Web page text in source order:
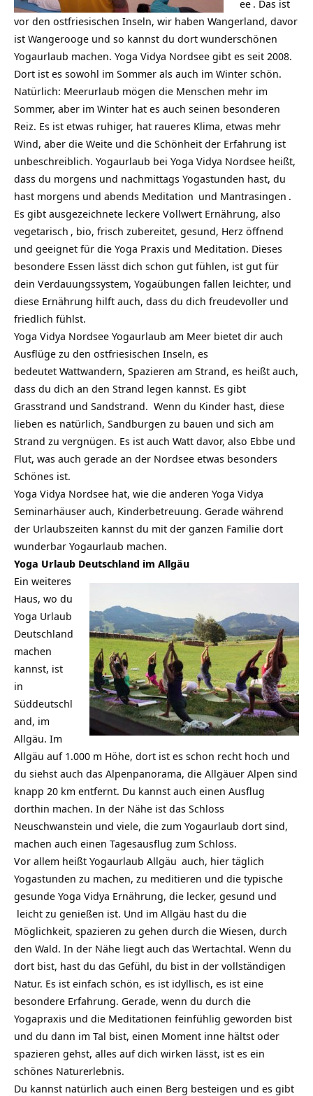
ee . Das ist
vor den ostfriesischen Inseln, wir haben Wangerland, davor
ist Wangerooge und so kannst du dort wunderschönen
Yogaurlaub machen. Yoga Vidya Nordsee gibt es seit 2008.
Dort ist es sowohl im Sommer als auch im Winter schön.
Natürlich: Meerurlaub mögen die Menschen mehr im
Sommer, aber im Winter hat es auch seinen besonderen
Reiz. Es ist etwas ruhiger, hat raueres Klima, etwas mehr
Wind, aber die Weite und die Schönheit der Erfahrung ist
unbeschreiblich. Yogaurlaub bei Yoga Vidya Nordsee heißt,
dass du morgens und nachmittags Yogastunden hast, du
hast morgens und abends Meditation und Mantrasingen .
Es gibt ausgezeichnete leckere Vollwert Ernährung, also
vegetarisch , bio, frisch zubereitet, gesund, Herz öffnend
und geeignet für die Yoga Praxis und Meditation. Dieses
besondere Essen lässt dich schon gut fühlen, ist gut für
dein Verdauungssystem, Yogaübungen fallen leichter, und
diese Ernährung hilft auch, dass du dich freudevoller und
friedlich fühlst.
Yoga Vidya Nordsee Yogaurlaub am Meer bietet dir auch
Ausflüge zu den ostfriesischen Inseln, es
bedeutet Wattwandern, Spazieren am Strand, es heißt auch,
dass du dich an den Strand legen kannst. Es gibt
Grasstrand und Sandstrand. Wenn du Kinder hast, diese
lieben es natürlich, Sandburgen zu bauen und sich am
Strand zu vergnügen. Es ist auch Watt davor, also Ebbe und
Flut, was auch gerade an der Nordsee etwas besonders
Schönes ist.
Yoga Vidya Nordsee hat, wie die anderen Yoga Vidya
Seminarhäuser auch, Kinderbetreuung. Gerade während
der Urlaubszeiten kannst du mit der ganzen Familie dort
wunderbar Yogaurlaub machen.
Yoga Urlaub Deutschland im Allgäu
Ein weiteres
Haus, wo du
Yoga Urlaub
Deutschland
machen
kannst, ist
in
Süddeutschl
and, im
Allgäu. Im
Allgäu auf 1.000 m Höhe, dort ist es schon recht hoch und
du siehst auch das Alpenpanorama, die Allgäuer Alpen sind
knapp 20 km entfernt. Du kannst auch einen Ausflug
dorthin machen. In der Nähe ist das Schloss
Neuschwanstein und viele, die zum Yogaurlaub dort sind,
machen auch einen Tagesausflug zum Schloss.
Vor allem heißt Yogaurlaub Allgäu auch, hier täglich
Yogastunden zu machen, zu meditieren und die typische
gesunde Yoga Vidya Ernährung, die lecker, gesund und
leicht zu genießen ist. Und im Allgäu hast du die
Möglichkeit, spazieren zu gehen durch die Wiesen, durch
den Wald. In der Nähe liegt auch das Wertachtal. Wenn du
dort bist, hast du das Gefühl, du bist in der vollständigen
Natur. Es ist einfach schön, es ist idyllisch, es ist eine
besondere Erfahrung. Gerade, wenn du durch die
Yogapraxis und die Meditationen feinfühlig geworden bist
und du dann im Tal bist, einen Moment inne hältst oder
spazieren gehst, alles auf dich wirken lässt, ist es ein
schönes Naturerlebnis.
Du kannst natürlich auch einen Berg besteigen und es gibt